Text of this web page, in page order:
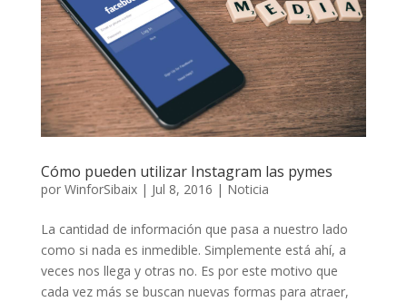
Cómo pueden utilizar Instagram las pymes
por WinforSibaix| Jul 8, 2016 | Noticia
La cantidad de información que pasa a nuestro lado
como si nada es inmedible. Simplemente está ahí, a
veces nos llega y otras no. Es por este motivo que
cada vez más se buscan nuevas formas para atraer,